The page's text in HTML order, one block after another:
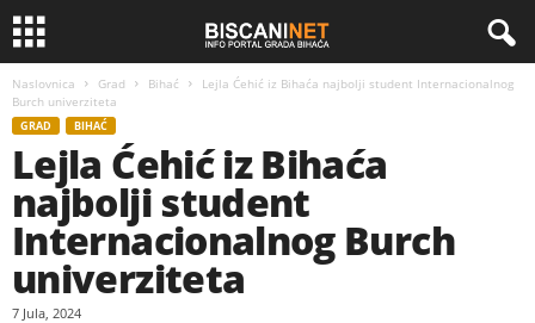
Naslovnica Grad Bihać
Lejla Ćehić iz Bihaća najbolji student Internacionalnog
Burch univerziteta
GRAD BIHAĆ
Lejla Ćehić iz Bihaća
najbolji student
Internacionalnog Burch
univerziteta
7 Jula, 2024